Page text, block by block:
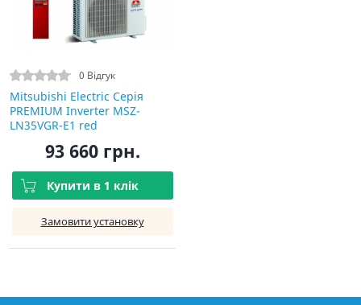
0 Відгук
Mitsubishi Electric Серія
PREMIUM Inverter MSZ-
LN35VGR-E1 red
93 660 грн.
Купити в 1 клік
Замовити установку